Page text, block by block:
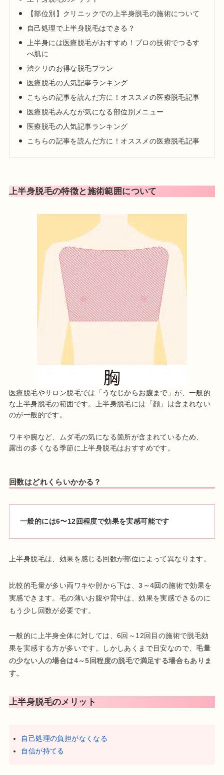
【部位別】クリニックでの上半身脱毛の施術について
自己処理で上半身脱毛はできる？
上半身には医療脱毛がおすすめ！プロの技術でつるす
べ肌に
渋クリのお得な脱毛プラン
医療脱毛の人気記事ランキング
こちらの記事を読んだ方に！オススメの医療脱毛記事
医療脱毛みんなが気になる部位別メニュー
医療脱毛の人気記事ランキング
こちらの記事を読んだ方に！オススメの医療脱毛記事
上半身脱毛の特徴と施術範囲について
医療脱毛やサロン脱毛では「 うなじからお腹まで」が、一般的
な上半身脱毛の範囲です。上半身脱毛には「顔」は含まれない
のが一般的です。
ワキや腕など、ムダ毛の気になる箇所が含まれているため、
露出の多くなる季節に上半身脱毛はおすすめです。
回数はどれくらいかかる？
一般的には6〜12回程度で効果を実感可能です
上半身脱毛は、効果を感じる回数が部位によって異なります。
比較的毛量が多い両ワキや肘から下は、3～4回の施術で効果を
実感できます。毛の薄いお腹や背中は、効果を実感できるのに
もう少し回数が必要です。
一般的に上半身全体に対しては、6回～12回目の施術で脱毛効
果を実感する方が多いです。しかしあくまで目安なので、毛量
の少ない人の場合は4～5回程度の脱毛で満足する場合もありま
す。
上半身脱毛のメリット
自己処理の負担がなくなる
自信が持てる